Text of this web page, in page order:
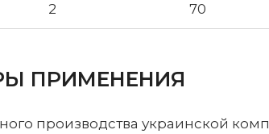
2 70
ПРИМЕНЕНИЯ
производства украинской